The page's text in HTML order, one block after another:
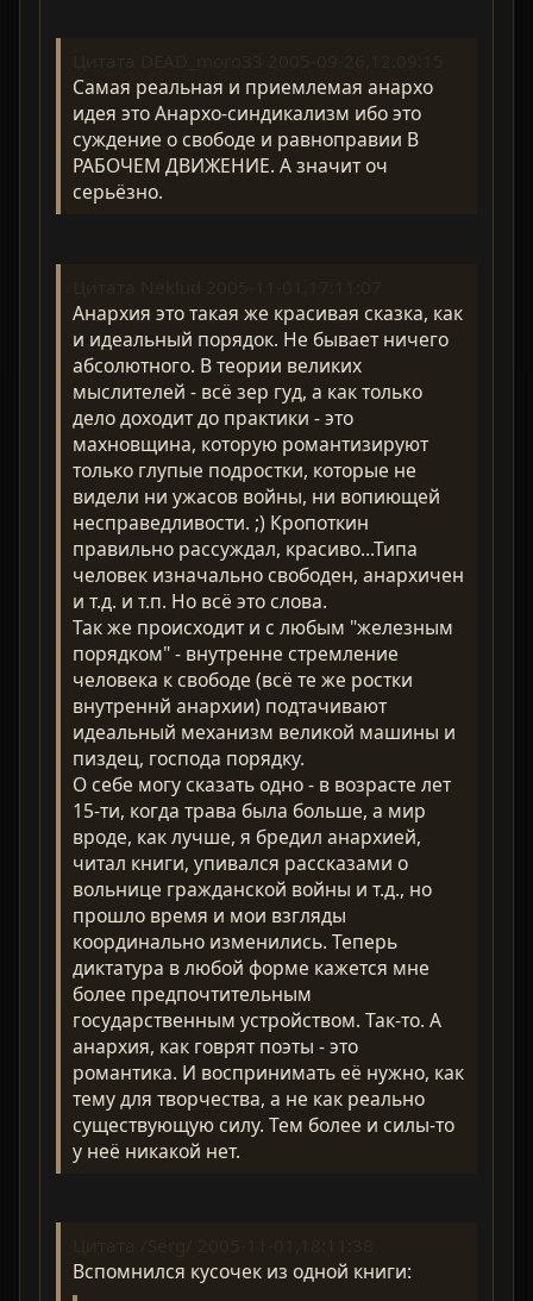
Самая реальная и приемлемая анархо
идея это Анархо-синдикализм ибо это
суждение о свободе и равноправии В
РАБОЧЕМ ДВИЖЕНИЕ. А значит оч
серьёзно.
Анархия это такая же красивая сказка, как
и идеальный порядок. Не бывает ничего
абсолютного. В теории великих
мыслителей - всё зер гуд, а как только
дело доходит до практики - это
махновщина, которую романтизируют
только глупые подростки, которые не
видели ни ужасов войны, ни вопиющей
несправедливости. ;) Кропоткин
правильно рассуждал, красиво...Типа
человек изначально свободен, анархичен
и т.д. и т.п. Но всё это слова.
Так же происходит и с любым "железным
порядком" - внутренне стремление
человека к свободе (всё те же ростки
внутреннй анархии) подтачивают
идеальный механизм великой машины и
пиздец, господа порядку.
О себе могу сказать одно - в возрасте лет
15-ти, когда трава была больше, а мир
вроде, как лучше, я бредил анархией,
читал книги, упивался рассказами о
вольнице гражданской войны и т.д., но
прошло время и мои взгляды
координально изменились. Теперь
диктатура в любой форме кажется мне
более предпочтительным
государственным устройством. Так-то. А
анархия, как говрят поэты - это
романтика. И воспринимать её нужно, как
тему для творчества, а не как реально
существующую силу. Тем более и силы-то
у неё никакой нет.
Вспомнился кусочек из одной книги: